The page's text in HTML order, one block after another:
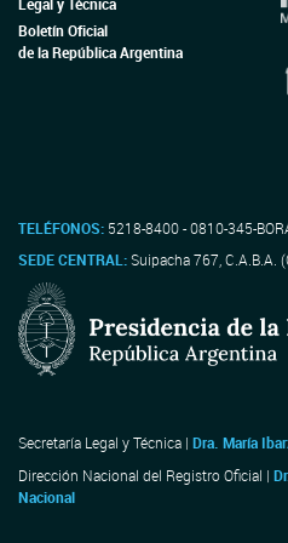
Boletín Oficial
de la República Argentina
TELÉFONOS: 5218-8400 - 0810-345-
SEDE CENTRAL:Suipacha 767, C.A.B.A.
Secretaría Legal y Técnica | Dra. María
Dirección Nacional del Registro Oficial |
Nacional